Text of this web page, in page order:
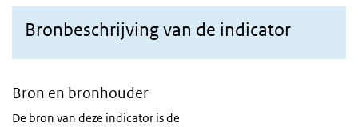
Bronbeschrijving van de indicator
Bron en bronhouder
De bron van deze indicator is de